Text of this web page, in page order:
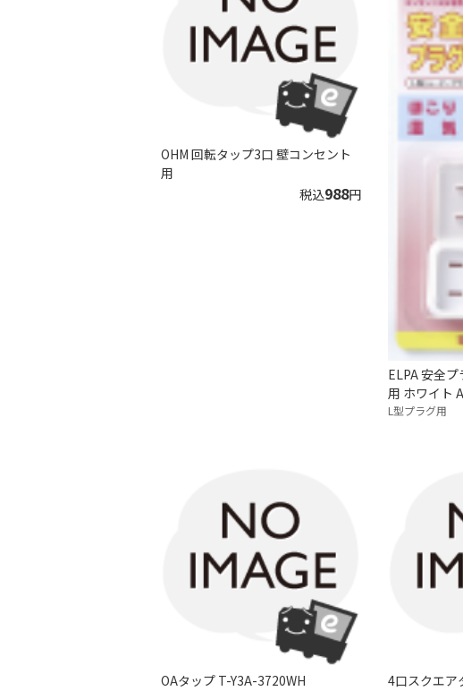
OHM 回転タップ3口 壁コンセント
用
税込988円
ELPA 安全
用 ホワイト
L型プラグ用
OAタップ T-Y3A-3720WH
4口スクエア